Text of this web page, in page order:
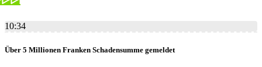
10:34
Über 5 Millionen Franken Schadensumme gemeldet